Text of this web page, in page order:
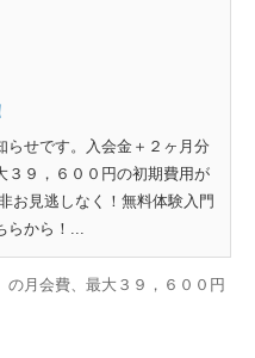
らせです。入会金＋２ヶ月分
３９，６００円の初期費用が
お見逃しなく！無料体験入門
らから！...
の月会費、最大３９，６００円